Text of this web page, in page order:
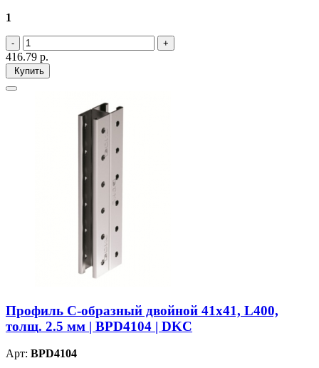
1
416.79 р.
Купить
Профиль С-образный двойной 41х41, L400,
толщ. 2.5 мм | BPD4104 | DKC
Арт: BPD4104